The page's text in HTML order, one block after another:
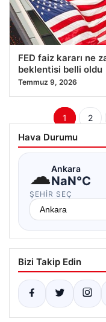
FED faiz kararı ne
beklentisi belli oldu
Temmuz 9, 2026
Yazı
1 2
Hava Durumu
☁Ankara
NaN°C
ŞEHIR SEÇ
Bizi Takip Edin